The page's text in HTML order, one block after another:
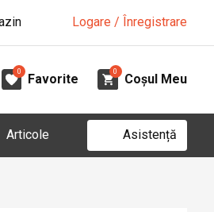
Logare / Înregistrare
0
Favorite
0
Coșul Meu
Articole Asistență